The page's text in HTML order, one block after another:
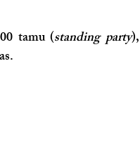
tamu (standing party),